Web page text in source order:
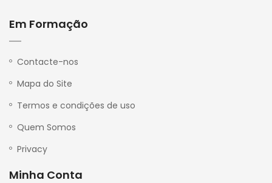
Em Formação
Contacte-nos
Mapa do Site
Termos e condições de uso
Quem Somos
Privacy
Minha Conta